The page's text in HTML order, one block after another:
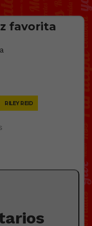
favorita
RILEY REID